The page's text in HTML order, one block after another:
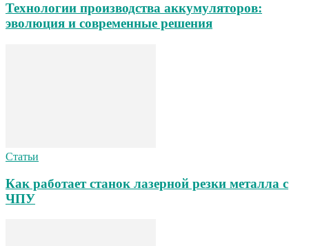
Технологии производства аккумуляторов:
эволюция и современные решения
Статьи
Как работает станок лазерной резки металла с
ЧПУ